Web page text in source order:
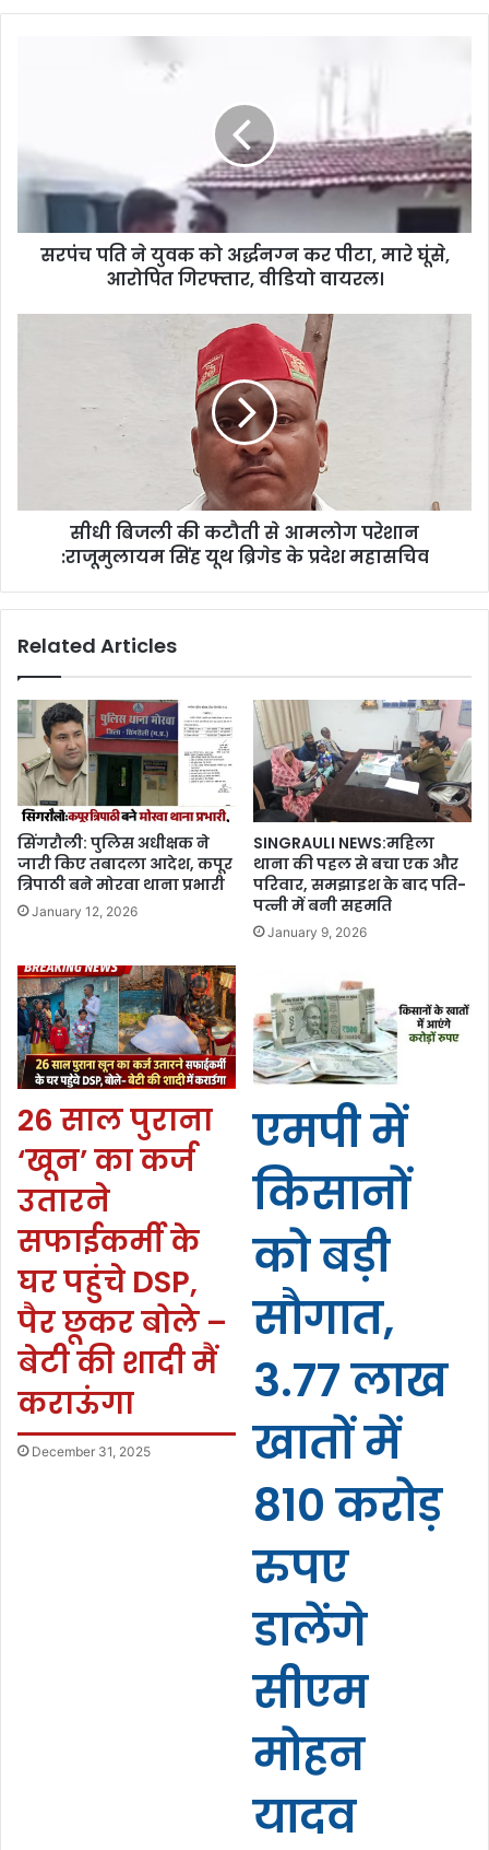
सरपंच पति ने युवक को अर्द्धनग्‍न कर पीटा, मारे घूंसे,
आरोप‍ित गिरफ्तार, वीडियो वायरल।
सीधी बिजली की कटौती से आमलोग परेशान
:राजूमुलायम सिंह यूथ ब्रिगेड के प्रदेश महासचिव
Related Articles
सिंगरौली: पुलिस अधीक्षक ने
जारी किए तबादला आदेश, कपूर
त्रिपाठी बने मोरवा थाना प्रभारी
January 12, 2026
SINGRAULI NEWS:महिला
थाना की पहल से बचा एक और
परिवार, समझाइश के बाद पति-
पत्नी में बनी सहमति
January 9, 2026
26 साल पुराना
‘खून’ का कर्ज
उतारने
सफाईकर्मी के
घर पहुंचे DSP,
पैर छूकर बोले –
बेटी की शादी मैं
कराऊंगा
December 31, 2025
एमपी में
किसानों
को बड़ी
सौगात,
3.77 लाख
खातों में
810 करोड़
रुपए
डालेंगे
सीएम
मोहन
यादव